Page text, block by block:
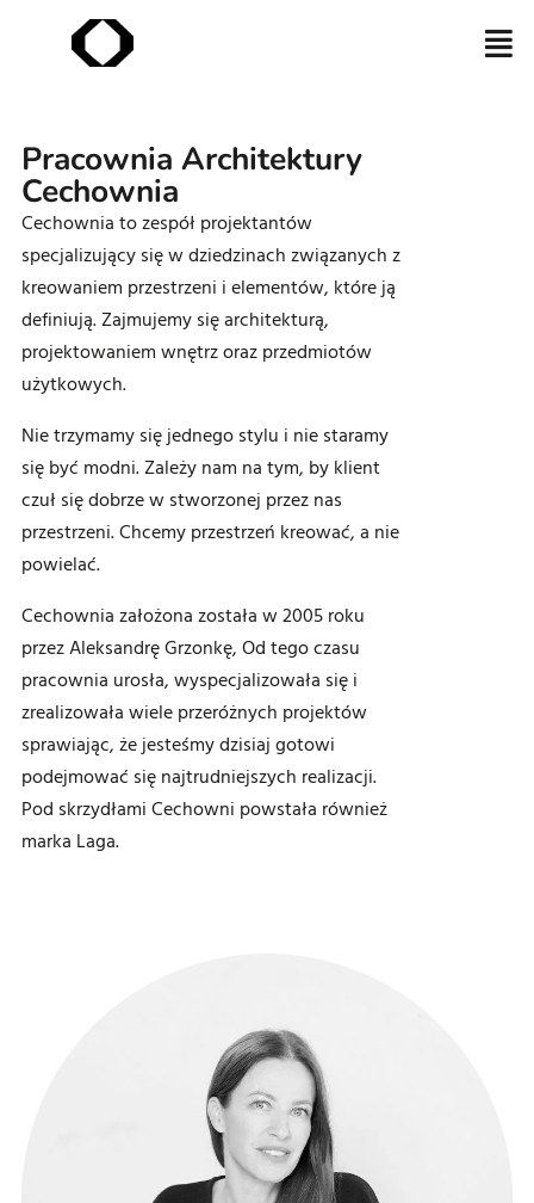
Pracownia Architektury
Cechownia
Cechownia to zespół projektantów
specjalizujący się w dziedzinach związanych z
kreowaniem przestrzeni i elementów, które ją
definiują. Zajmujemy się architekturą,
projektowaniem wnętrz oraz przedmiotów
użytkowych.
Nie trzymamy się jednego stylu i nie staramy
się być modni. Zależy nam na tym, by klient
czuł się dobrze w stworzonej przez nas
przestrzeni. Chcemy przestrzeń kreować, a nie
powielać.
Cechownia założona została w 2005 roku
przez Aleksandrę Grzonkę, Od tego czasu
pracownia urosła, wyspecjalizowała się i
zrealizowała wiele przeróżnych projektów
sprawiając, że jesteśmy dzisiaj gotowi
podejmować się najtrudniejszych realizacji.
Pod skrzydłami Cechowni powstała również
marka Laga.